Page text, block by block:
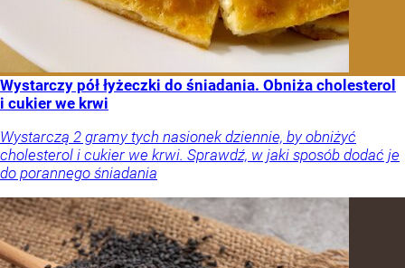
Wystarczy pół łyżeczki do śniadania. Obniża cholesterol
i cukier we krwi
Wystarczą 2 gramy tych nasionek dziennie, by obniżyć
cholesterol i cukier we krwi. Sprawdź, w jaki sposób dodać je
do porannego śniadania